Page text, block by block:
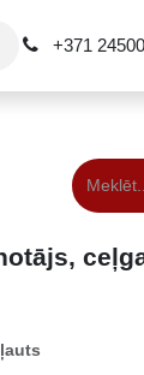
+371
ceļgals